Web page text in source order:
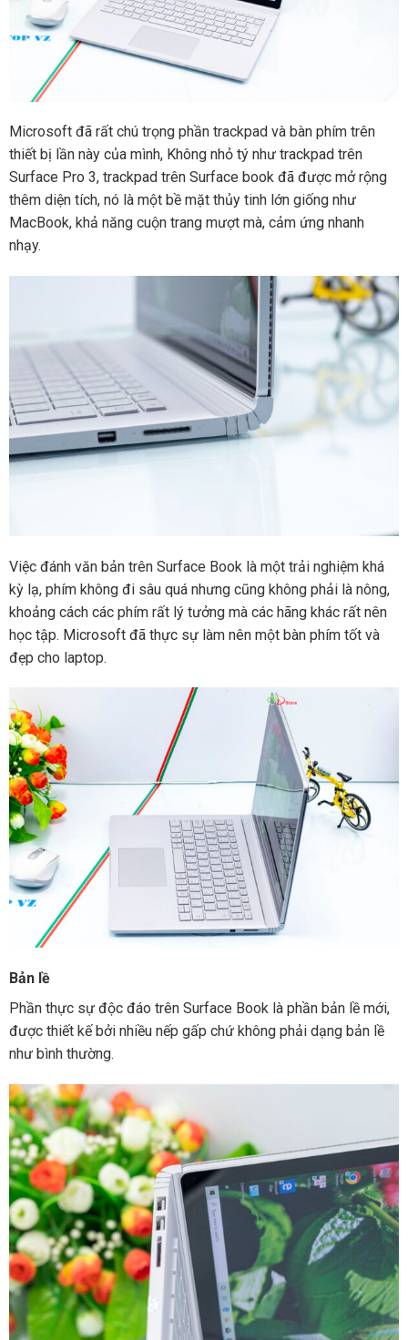
Microsoft đã rất chú trọng phần trackpad và bàn phím trên
thiết bị lần này của mình, Không nhỏ tý như trackpad trên
Surface Pro 3, trackpad trên Surface book đã được mở rộng
thêm diện tích, nó là một bề mặt thủy tinh lớn giống như
MacBook, khả năng cuộn trang mượt mà, cảm ứng nhanh
nhạy.
Việc đánh văn bản trên Surface Book là một trải nghiệm khá
kỳ lạ, phím không đi sâu quá nhưng cũng không phải là nông,
khoảng cách các phím rất lý tưởng mà các hãng khác rất nên
học tập. Microsoft đã thực sự làm nên một bàn phím tốt và
đẹp cho laptop.
Bản lề
Phần thực sự độc đáo trên Surface Book là phần bản lề mới,
được thiết kế bởi nhiều nếp gấp chứ không phải dạng bản lề
như bình thường.